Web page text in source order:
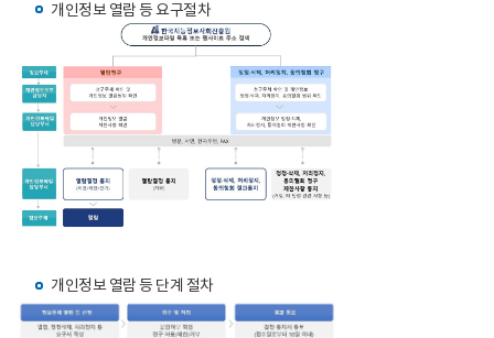
개인정보 열람 등 요구절차
개인정보 열람 등 단계 절차